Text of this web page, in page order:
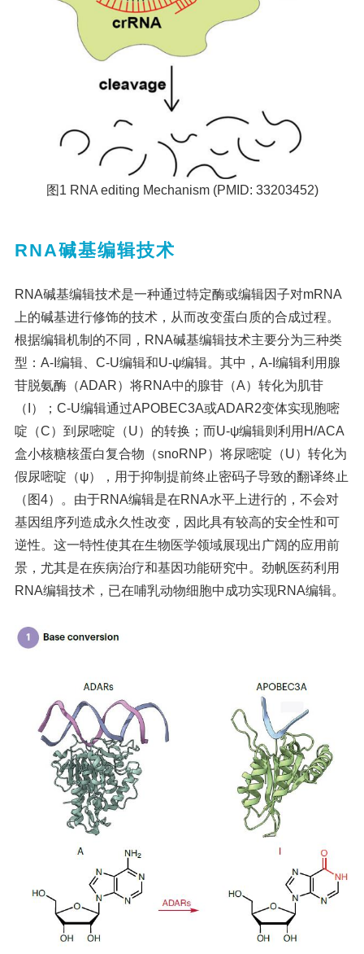
图1 RNA editing Mechanism (PMID: 33203452)
RNA碱基编辑技术
RNA碱基编辑技术是一种通过特定酶或编辑因子对mRNA
上的碱基进行修饰的技术，从而改变蛋白质的合成过程。
根据编辑机制的不同，RNA碱基编辑技术主要分为三种类
型：A-I编辑、C-U编辑和U-ψ编辑。其中，A-I编辑利用腺
苷脱氨酶（ADAR）将RNA中的腺苷（A）转化为肌苷
（I）；C-U编辑通过APOBEC3A或ADAR2变体实现胞嘧
啶（C）到尿嘧啶（U）的转换；而U-ψ编辑则利用H/ACA
盒小核糖核蛋白复合物（snoRNP）将尿嘧啶（U）转化为
假尿嘧啶（ψ），用于抑制提前终止密码子导致的翻译终止
（图4）。由于RNA编辑是在RNA水平上进行的，不会对
基因组序列造成永久性改变，因此具有较高的安全性和可
逆性。这一特性使其在生物医学领域展现出广阔的应用前
景，尤其是在疾病治疗和基因功能研究中。劲帆医药利用
RNA编辑技术，已在哺乳动物细胞中成功实现RNA编辑。